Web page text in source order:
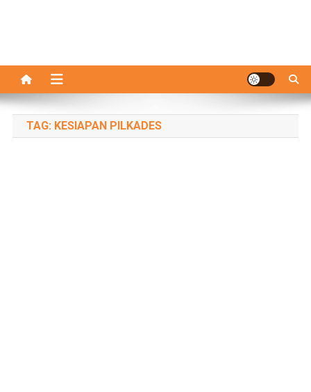
TAG: KESIAPAN PILKADES